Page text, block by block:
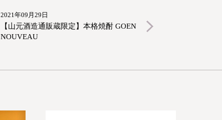
2021年09月29日
【山元酒造通販蔵限定】本格焼酎 GOEN
NOUVEAU